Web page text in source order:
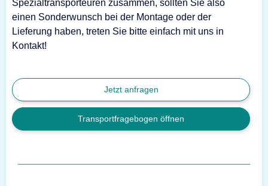
Spezialtransporteuren zusammen, sollten Sie also
einen Sonderwunsch bei der Montage oder der
Lieferung haben, treten Sie bitte einfach mit uns in
Kontakt!
Jetzt anfragen
Transportfragebogen öffnen